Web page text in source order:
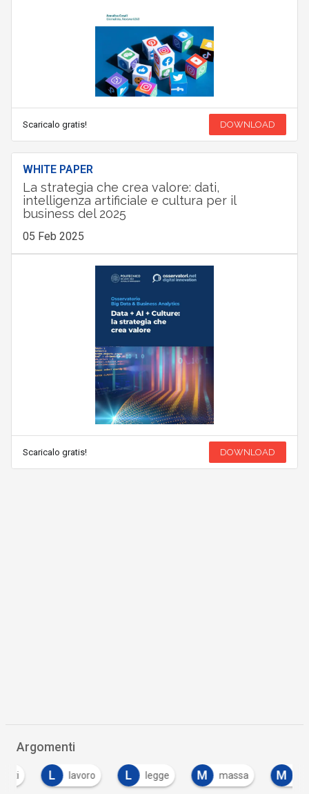
Scaricalo gratis! DOWNLOAD
WHITE PAPER
La strategia che crea valore: dati,
intelligenza artificiale e cultura per il
business del 2025
05 Feb 2025
Scaricalo gratis! DOWNLOAD
Argomenti
lavoro legge massa musica